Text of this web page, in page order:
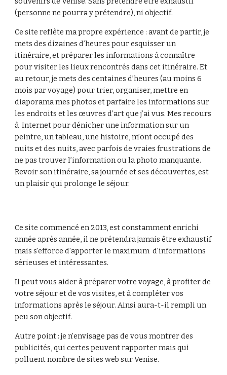
(personne ne pourra y prétendre), ni objectif.
Ce site reflète ma propre expérience : avant de partir, je
mets des dizaines d’heures pour esquisser un
itinéraire, et préparer les informations à connaître
pour visiter les lieux rencontrés dans cet itinéraire. Et
au retour, je mets des centaines d’heures (au moins 6
mois par voyage) pour trier, organiser, mettre en
diaporama mes photos et parfaire les informations sur
les endroits et les œuvres d’art que j’ai vus. Mes recours
à Internet pour dénicher une information sur un
peintre, un tableau, une histoire, m’ont occupé des
nuits et des nuits, avec parfois de vraies frustrations de
ne pas trouver l’information ou la photo manquante.
Revoir son itinéraire, sa journée et ses découvertes, est
un plaisir qui prolonge le séjour.
Ce site commencé en 2013, est constamment enrichi
année après année, il ne prétendra jamais être exhaustif
mais s'efforce d'apporter le maximum d'informations
sérieuses et intéressantes.
Il peut vous aider à préparer votre voyage, à profiter de
votre séjour et de vos visites, et à compléter vos
informations après le séjour. Ainsi aura-t-il rempli un
peu son objectif.
Autre point : je n’envisage pas de vous montrer des
publicités, qui certes peuvent rapporter mais qui
polluent nombre de sites web sur Venise.